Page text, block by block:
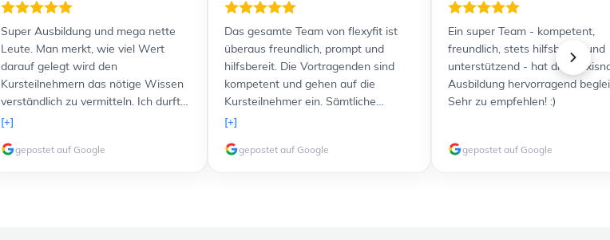
Super Ausbildung und mega nette
Leute. Man merkt, wie viel Wert
darauf gelegt wird den
Kursteilnehmern das nötige Wissen
verständlich zu vermitteln. Ich durfte
sogar freundlicherweise einen Kurs
nachdem etwas problematische und
[+]
gepostet auf Google
Das gesamte Team von flexyfit ist
überaus freundlich, prompt und
hilfsbereit. Die Vortragenden sind
kompetent und gehen auf die
Kursteilnehmer ein. Sämtliche
Lernunterlagen wurden übersichtlich
Verfügung gestellt. Durch die
[+]
gepostet auf Google
Ein super Team - kompetent,
freundlich, stets hilfsbereit und
unterstützend - hat die
Ausbildung hervorragend
Sehr zu empfehlen! :)
gepostet auf Google